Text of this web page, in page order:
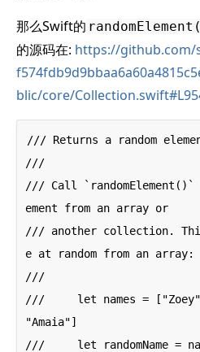
那么Swift的
的源码在: https://
blic/core/
/// Returns a random
///
/// Call
ement from an array or
/// another collection.
e at random from an array:
///
///     let names =
"Amaia"]
///     let randomName =